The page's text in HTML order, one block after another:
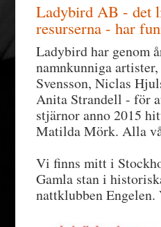
Ladybird AB - det
resurserna - har
Ladybird har genom
namnkunniga
Svensson, Niclas
Anita Strandell - för
stjärnor anno 2015
Matilda Mörk. Alla
Vi finns mitt i
Gamla stan i
nattklubben Engelen.